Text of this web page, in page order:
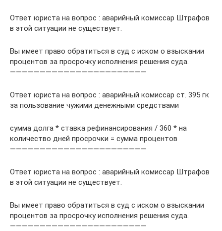
Ответ юриста на вопрос : аварийный комиссар Штрафов
в этой ситуации не существует.
Вы имеет право обратиться в суд с иском о взыскании
процентов за просрочку исполнения решения суда.
———————————————————————
Ответ юриста на вопрос : аварийный комиссар ст. 395 гк
за пользование чужими денежными средствами
сумма долга * ставка рефинансирования / 360 * на
количество дней просрочки = сумма процентов
———————————————————————
Ответ юриста на вопрос : аварийный комиссар Штрафов
в этой ситуации не существует.
Вы имеет право обратиться в суд с иском о взыскании
процентов за просрочку исполнения решения суда.
———————————————————————